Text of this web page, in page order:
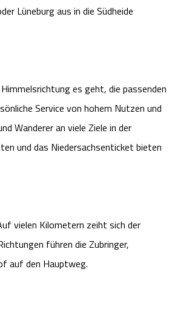
Lüneburg aus in die Südheide
es geht, die passenden
Service von hohem Nutzen und
Wanderer an viele Ziele in der
und das Niedersachsenticket bieten
vielen Kilometern zeiht sich der
führen die Zubringer,
auf den Hauptweg.